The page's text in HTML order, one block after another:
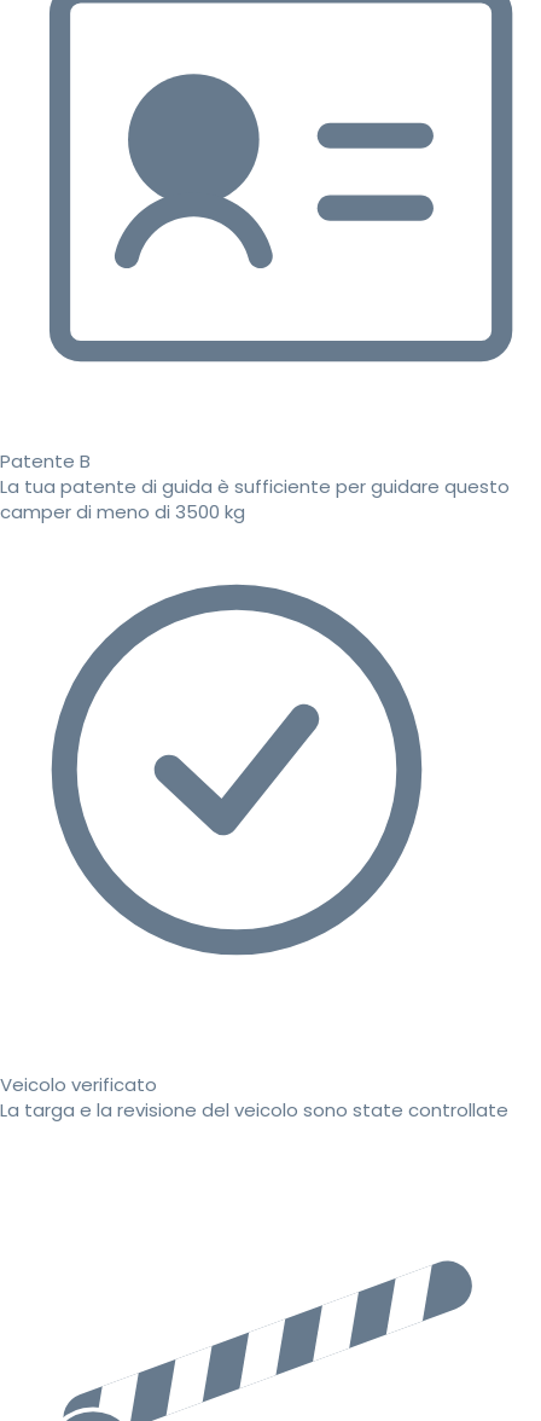
Patente B
La tua patente di guida è sufficiente per guidare questo
camper di meno di 3500 kg
Veicolo verificato
La targa e la revisione del veicolo sono state controllate